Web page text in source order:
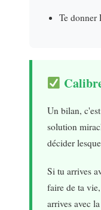
Te donner
Un bilan,
solution
décider
Si tu arrives
faire de ta
arrives avec